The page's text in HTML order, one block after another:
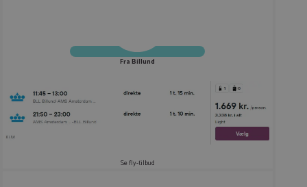
Fra Billund
Se fly-tilbud